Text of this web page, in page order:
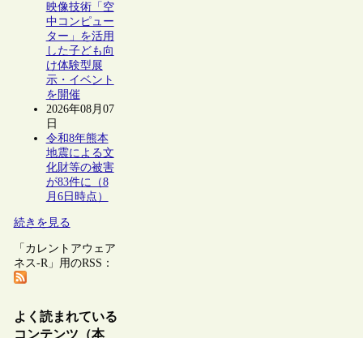
映像技術「空
中コンピュー
ター」を活用
した子ども向
け体験型展
示・イベント
を開催
2026年08月07
日
令和8年熊本
地震による文
化財等の被害
が83件に（8
月6日時点）
続きを見る
「カレントアウェア
ネス-R」用のRSS：
よく読まれている
コンテンツ（本